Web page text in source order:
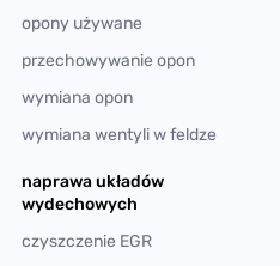
opony używane
przechowywanie opon
wymiana opon
wymiana wentyli w feldze
naprawa układów
wydechowych
czyszczenie EGR